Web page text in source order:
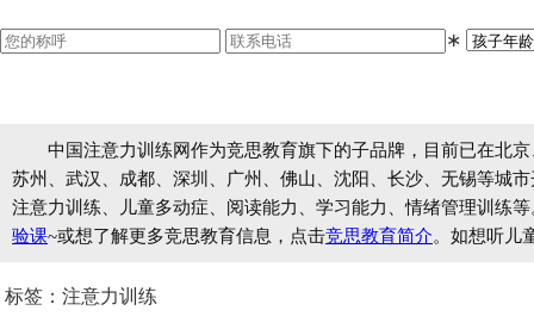
∗
中国注意力训练网作为竞思教育旗下的子品牌，目前已在北
苏州、武汉、成都、深圳、广州、佛山、沈阳、长沙、无锡等城
注意力训练、儿童多动症、阅读能力、学习能力、情绪管理训练
验课~或想了解更多竞思教育信息，点击竞思教育简介。如想听儿
标签：注意力训练